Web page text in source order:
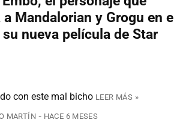
Mandalorian y Grogu en el
nueva película de Star
con este mal bicho LEER MÁS »
MARTÍN HACE 6 MESES